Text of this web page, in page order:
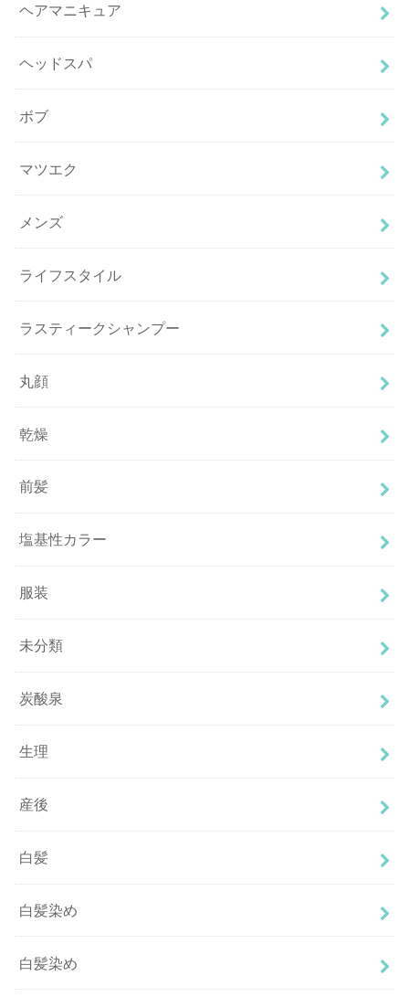
ヘアマニキュア
ヘッドスパ
ボブ
マツエク
メンズ
ライフスタイル
ラスティークシャンプー
丸顔
乾燥
前髪
塩基性カラー
服装
未分類
炭酸泉
生理
産後
白髪
白髪染め
白髪染め